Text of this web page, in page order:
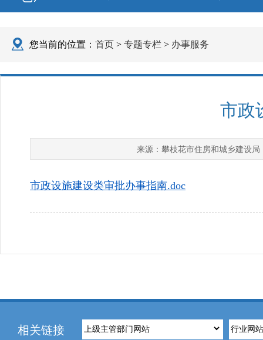
您当前的位置： 首页 > 专题专栏 > 办事服务
市政
来源： 攀枝花市住房和城乡建设局
市政设施建设类审批办事指南.doc
相关链接